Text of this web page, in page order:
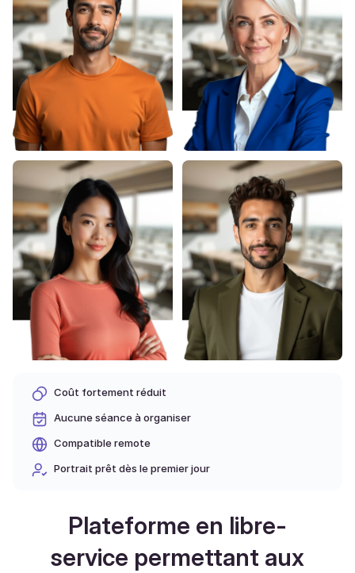
Coût fortement réduit
Aucune séance à organiser
Compatible remote
Portrait prêt dès le premier jour
Plateforme en libre-
service permettant aux